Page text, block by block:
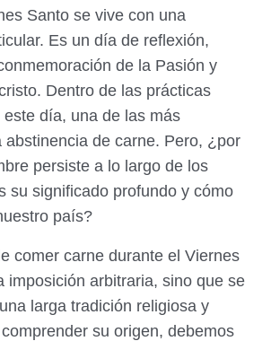
Santo se vive con una
Es un día de reflexión,
de la Pasión y
Dentro de las prácticas
día, una de las más
abstinencia de carne. Pero, ¿por
persiste a lo largo de los
su significado profundo y cómo
país?
comer carne durante el Viernes
imposición arbitraria, sino que se
larga tradición religiosa y
su origen, debemos